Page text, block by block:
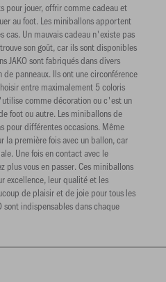
pour jouer, offrir comme cadeau et
au foot. Les miniballons apportent
cas. Un mauvais cadeau n'existe pas
son goût, car ils sont disponibles
JAKO sont fabriqués dans divers
panneaux. Ils ont une circonférence
entre maximalement 5 coloris
comme décoration ou c'est un
foot ou autre. Les miniballons de
pour différentes occasions. Même
la première fois avec un ballon, car
Une fois en contact avec le
plus vous en passer. Ces miniballons
excellence, leur qualité et les
de plaisir et de joie pour tous les
indispensables dans chaque